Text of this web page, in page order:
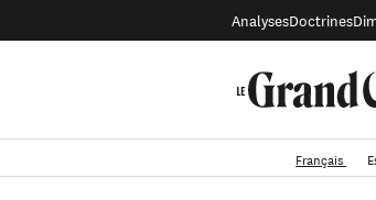
AnalysesDoctrines
Français